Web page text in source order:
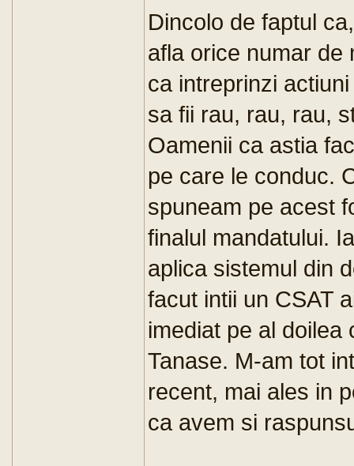
Dincolo de faptul
afla orice numar de
ca intreprinzi
sa fii rau, rau, rau,
Oamenii ca astia
pe care le conduc.
spuneam pe acest
finalul mandatului.
aplica sistemul din
facut intii un CSAT
imediat pe al doilea
Tanase. M-am tot
recent, mai ales in
ca avem si